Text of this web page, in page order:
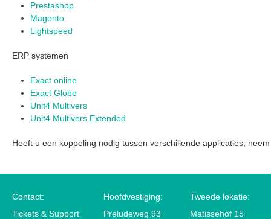
Prestashop
Magento
Lightspeed
ERP systemen
Exact online
Exact Globe
Unit4 Multivers
Unit4 Multivers Extended
Heeft u een koppeling nodig tussen verschillende applicaties,
Contact:
Tickets & Support
Hoofdvestiging:
Preludeweg 93
Tweede lokatie:
Matissehof 15